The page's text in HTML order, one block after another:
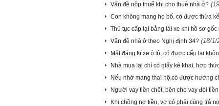
Vấn đề nộp thuế khi cho thuê nhà ở?
Con không mang họ bố, có được thừa
Thủ tục cấp lại bằng lái xe khi hồ sơ gốc
Vấn đề nhà ở theo Nghị định 34? (18/1/
Mất đăng kí xe ô tô, có được cấp lại
Nhà mua lại chỉ có giấy kê khai, hợp
Nếu nhờ mang thai hộ,có được hưởng
Người vay tiền chết, bên cho vay đòi
Khi chồng nợ tiền, vợ có phải cùng trả